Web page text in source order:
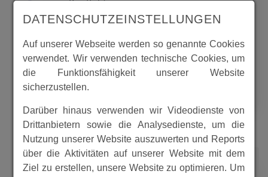
Kauffeld
Bild Gutshof und Getreideernte in
Albshausen mit Pferdegespann 1935
August Hartmann von Manfred Köhler
MEHR
1935
DATENSCHUTZEINSTELLUNGEN
Auf unserer Webseite werden so genannte Cookies
verwendet. Wir verwenden technische Cookies, um
die Funktionsfähigkeit unserer Website
sicherzustellen.
Darüber hinaus verwenden wir Videodienste von
Drittanbietern sowie die Analysedienste, um die
Nutzung unserer Website auszuwerten und Reports
über die Aktivitäten auf unserer Website mit dem
Ziel zu erstellen, unsere Website zu optimieren. Um